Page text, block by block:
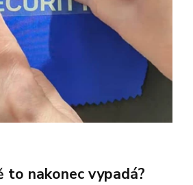
to nakonec vypadá?